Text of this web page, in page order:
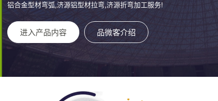
铝合金型材弯弧,济源铝型材拉弯,济源折弯加工服务!
进入产品内容 品微客介绍